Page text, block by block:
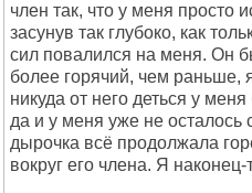
член так, что у меня просто
засунув так глубоко, как
сил повалился на меня. Он
более горячий, чем раньше,
никуда от него деться у
да и у меня уже не осталось
дырочка всё продолжала
вокруг его члена. Я